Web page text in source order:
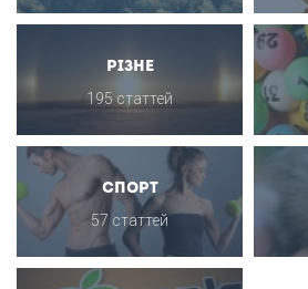
Різне
195 статтей
Спорт
57 статтей